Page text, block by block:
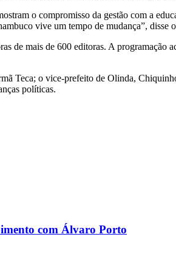
o compromisso da gestão com a
vive um tempo de mudança”, disse
de mais de 600 editoras. A programação
Teca; o vice-prefeito de Olinda,
políticas.
com Álvaro Porto